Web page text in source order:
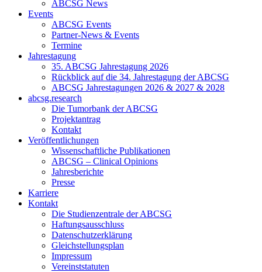
ABCSG News
Events
ABCSG Events
Partner-News & Events
Termine
Jahrestagung
35. ABCSG Jahrestagung 2026
Rückblick auf die 34. Jahrestagung der ABCSG
ABCSG Jahrestagungen 2026 & 2027 & 2028
abcsg.research
Die Tumorbank der ABCSG
Projektantrag
Kontakt
Veröffentlichungen
Wissenschaftliche Publikationen
ABCSG – Clinical Opinions
Jahresberichte
Presse
Karriere
Kontakt
Die Studienzentrale der ABCSG
Haftungsausschluss
Datenschutzerklärung
Gleichstellungsplan
Impressum
Vereinststatuten